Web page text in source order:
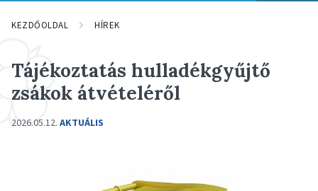
KEZDŐOLDAL HÍREK
Tájékoztatás hulladékgyűjtő
zsákok átvételéről
2026.05.12. AKTUÁLIS